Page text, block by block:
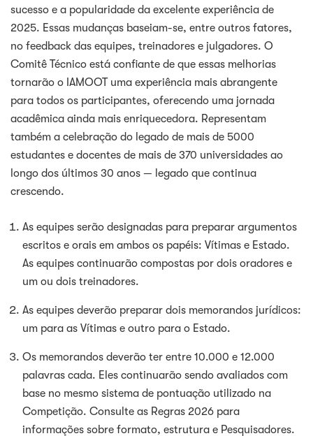
sucesso e a popularidade da excelente experiência de
2025. Essas mudanças baseiam-se, entre outros fatores,
no feedback das equipes, treinadores e julgadores. O
Comitê Técnico está confiante de que essas melhorias
tornarão o IAMOOT uma experiência mais abrangente
para todos os participantes, oferecendo uma jornada
acadêmica ainda mais enriquecedora. Representam
também a celebração do legado de mais de 5000
estudantes e docentes de mais de 370 universidades ao
longo dos últimos 30 anos — legado que continua
crescendo.
As equipes serão designadas para preparar argumentos
escritos e orais em ambos os papéis: Vítimas e Estado.
As equipes continuarão compostas por dois oradores e
um ou dois treinadores.
As equipes deverão preparar dois memorandos jurídicos:
um para as Vítimas e outro para o Estado.
Os memorandos deverão ter entre 10.000 e 12.000
palavras cada. Eles continuarão sendo avaliados com
base no mesmo sistema de pontuação utilizado na
Competição. Consulte as Regras 2026 para
informações sobre formato, estrutura e Pesquisadores.